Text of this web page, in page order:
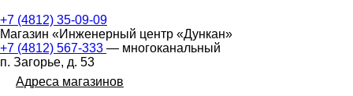
+7 (4812) 35-09-09
Магазин «Инженерный центр «Дункан»
+7 (4812) 567-333 — многоканальный
п. Загорье, д. 53
Адреса магазинов